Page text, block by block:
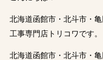
北海道函館市・北斗市・
工事専門店トリコワです。
北海道函館市・北斗市・